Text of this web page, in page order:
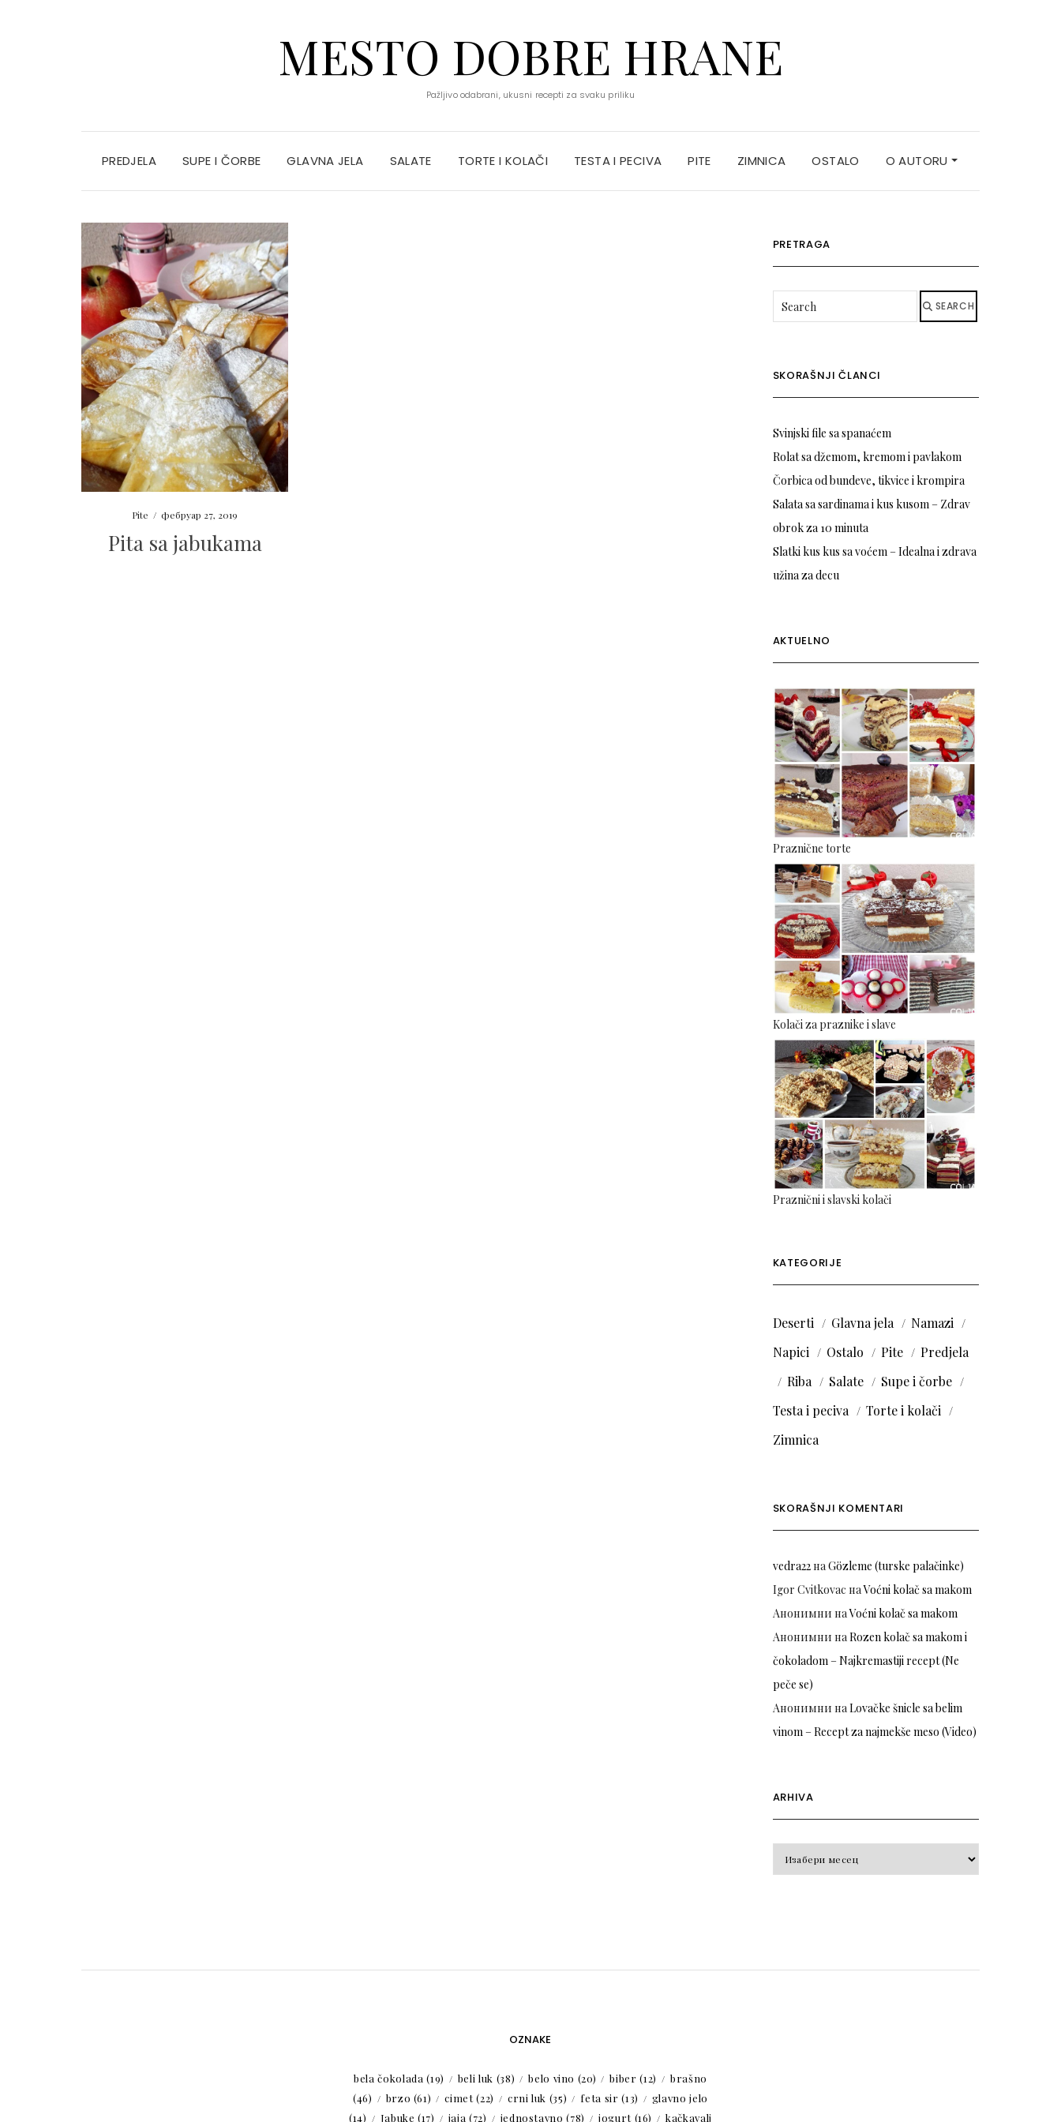
MESTO DOBRE HRANE
Pažljivo odabrani, ukusni recepti za svaku priliku
PREDJELA SUPE I ČORBE GLAVNA JELA SALATE TORTE I KOLAČI TESTA I PECIVA PITE ZIMNICA OSTALO O AUTORU
Pite / фебруар 27, 2019
Pita sa jabukama
PRETRAGA
SEARCH
SKORAŠNJI ČLANCI
Svinjski file sa spanaćem
Rolat sa džemom, kremom i pavlakom
Čorbica od bundeve, tikvice i krompira
Salata sa sardinama i kus kusom – Zdrav
obrok za 10 minuta
Slatki kus kus sa voćem – Idealna i zdrava
užina za decu
AKTUELNO
Praznične torte
Kolači za praznike i slave
Praznični i slavski kolači
KATEGORIJE
Deserti Glavna jela
Namazi
Napici
Ostalo Pite
Predjela
Riba
Salate
Supe i čorbe
Testa i peciva
Torte i kolači
Zimnica
SKORAŠNJI KOMENTARI
vedra22наGözleme (turske palačinke)
Igor Cvitkovac наVoćni kolač sa makom
Анонимни наVoćni kolač sa makom
Анонимни наRozen kolač sa makom i
čokoladom – Najkremastiji recept (Ne
peče se)
Анонимни наLovačke šnicle sa belim
vinom – Recept za najmekše meso (Video)
ARHIVA
OZNAKE
bela čokolada (19) beli luk (38) belo vino (20) biber (12)
brašno
(46)
brzo (61) cimet(22) crni luk (35) feta sir (13)
glavno jelo
(14)
Jabuke (17) jaja (72) jednostavno (78) jogurt(16) kačkavalj